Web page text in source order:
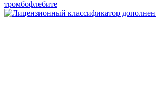
тромбофлебите